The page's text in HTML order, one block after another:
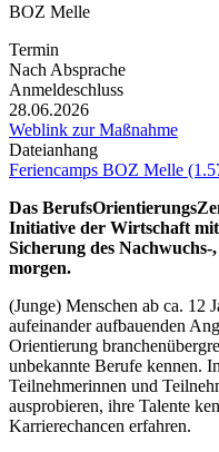
BOZ Melle
Termin
Nach Absprache
Anmeldeschluss
28.06.2026
Weblink zur Maßnahme
Dateianhang
Feriencamps BOZ Melle
Das
Initiative der Wirtschaft
Sicherung des
morgen.
(Junge) Menschen ab ca. 12
aufeinander aufbauenden
Orientierung
unbekannte Berufe kennen.
Teilnehmerinnen und
ausprobieren, ihre Talente
Karrierechancen erfahren.